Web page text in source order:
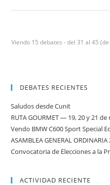
Viendo 15 debates - del 31 al 45
DEBATES RECIENTES
Saludos desde Cunit
RUTA GOURMET — 19, 20 y 21
Vendo BMW C600 Sport Special
ASAMBLEA GENERAL ORDINARIA
Convocatoria de Elecciones a la
ACTIVIDAD RECIENTE